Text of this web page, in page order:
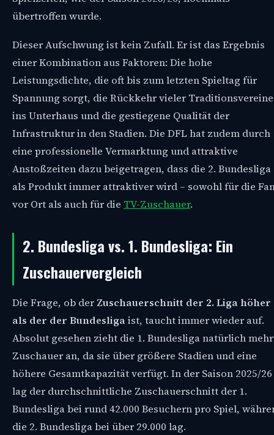
übertroffen wurde.
Dieser Aufschwung ist kein Zufall. Er ist das Ergebnis
einer Kombination aus Faktoren: Die hohe
Leistungsdichte, die oft bis zum letzten Spieltag für
Spannung sorgt, die Rückkehr vieler Traditionsvereine
ins Unterhaus und die gestiegene Qualität der
Infrastruktur in den Stadien. Die DFL hat zudem durch
eine professionelle Vermarktung und attraktive
Anstoßzeiten dazu beigetragen, dass die 2. Bundesliga
als Produkt immer attraktiver wird – sowohl für die
vor Ort als auch für die TV-Zuschauer.
2. Bundesliga vs. 1. Bundesliga: Ein
Zuschauervergleich
Die Frage, ob der Zuschauerschnitt der 2. Liga höher
als der der Bundesligaist, taucht immer wieder auf.
Absolut gesehen zieht die 1. Bundesliga natürlich mehr
Zuschauer an, da sie über größere Stadien und eine
höhere Gesamtkapazität verfügt. In der Saison 2025/26
lag der durchschnittliche Zuschauerschnitt der 1.
Bundesliga bei rund 42.000 Besuchern pro Spiel,
die 2. Bundesliga bei über 29.000 lag.